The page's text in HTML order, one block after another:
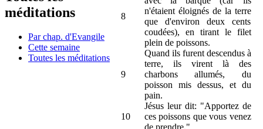
méditations
Par chap. d'Evangile
Cette semaine
Toutes les méditations
8
n'étaient éloignés de la terre
que d'environ deux cents
coudées), en tirant le filet
plein de poissons.
9
Quand ils furent descendus à
terre, ils virent là des
charbons allumés, du
poisson mis dessus, et du
pain.
10
Jésus leur dit: "Apportez de
ces poissons que vous venez
de prendre."